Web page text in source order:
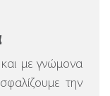
με γνώμονα
την